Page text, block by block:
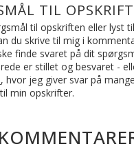
TIL
til opskriften eller lyst
du skrive til mig i
finde svaret på dit
er stillet og besvaret -
, hvor jeg giver svar på
min opskrifter.